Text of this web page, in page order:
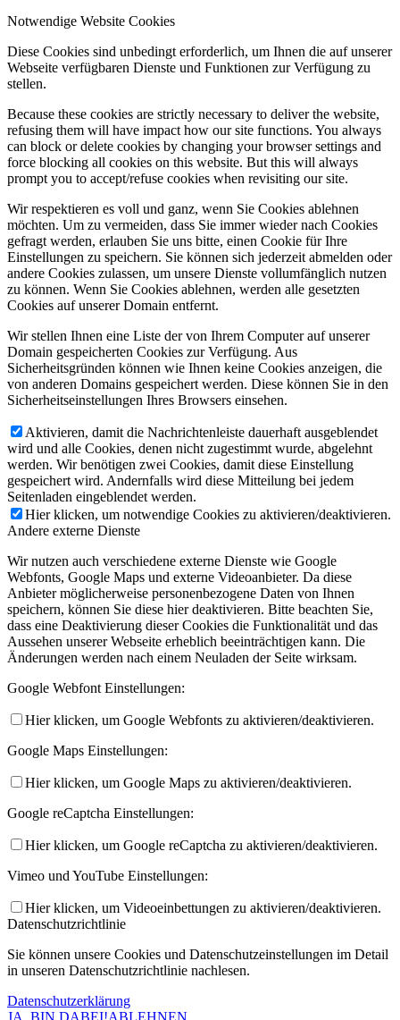
Notwendige Website Cookies
Diese Cookies sind unbedingt erforderlich, um Ihnen die auf unserer
Webseite verfügbaren Dienste und Funktionen zur Verfügung zu
stellen.
Because these cookies are strictly necessary to deliver the website,
refusing them will have impact how our site functions. You always
can block or delete cookies by changing your browser settings and
force blocking all cookies on this website. But this will always
prompt you to accept/refuse cookies when revisiting our site.
Wir respektieren es voll und ganz, wenn Sie Cookies ablehnen
möchten. Um zu vermeiden, dass Sie immer wieder nach Cookies
gefragt werden, erlauben Sie uns bitte, einen Cookie für Ihre
Einstellungen zu speichern. Sie können sich jederzeit abmelden oder
andere Cookies zulassen, um unsere Dienste vollumfänglich nutzen
zu können. Wenn Sie Cookies ablehnen, werden alle gesetzten
Cookies auf unserer Domain entfernt.
Wir stellen Ihnen eine Liste der von Ihrem Computer auf unserer
Domain gespeicherten Cookies zur Verfügung. Aus
Sicherheitsgründen können wie Ihnen keine Cookies anzeigen, die
von anderen Domains gespeichert werden. Diese können Sie in den
Sicherheitseinstellungen Ihres Browsers einsehen.
Aktivieren, damit die Nachrichtenleiste dauerhaft ausgeblendet
wird und alle Cookies, denen nicht zugestimmt wurde, abgelehnt
werden. Wir benötigen zwei Cookies, damit diese Einstellung
gespeichert wird. Andernfalls wird diese Mitteilung bei jedem
Seitenladen eingeblendet werden.
Hier klicken, um notwendige Cookies zu aktivieren/deaktivieren.
Andere externe Dienste
Wir nutzen auch verschiedene externe Dienste wie Google
Webfonts, Google Maps und externe Videoanbieter. Da diese
Anbieter möglicherweise personenbezogene Daten von Ihnen
speichern, können Sie diese hier deaktivieren. Bitte beachten Sie,
dass eine Deaktivierung dieser Cookies die Funktionalität und das
Aussehen unserer Webseite erheblich beeinträchtigen kann. Die
Änderungen werden nach einem Neuladen der Seite wirksam.
Google Webfont Einstellungen:
Hier klicken, um Google Webfonts zu aktivieren/deaktivieren.
Google Maps Einstellungen:
Hier klicken, um Google Maps zu aktivieren/deaktivieren.
Google reCaptcha Einstellungen:
Hier klicken, um Google reCaptcha zu aktivieren/deaktivieren.
Vimeo und YouTube Einstellungen:
Hier klicken, um Videoeinbettungen zu aktivieren/deaktivieren.
Datenschutzrichtlinie
Sie können unsere Cookies und Datenschutzeinstellungen im Detail
in unseren Datenschutzrichtlinie nachlesen.
Datenschutzerklärung
JA, BIN DABEI!ABLEHNEN